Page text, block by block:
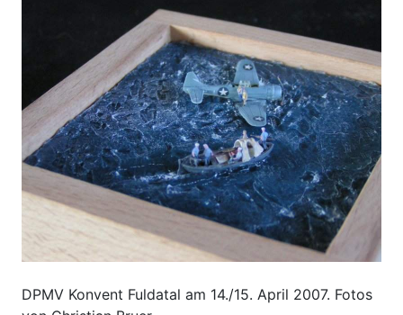
DPMV Konvent Fuldatal am 14./15. April 2007. Fotos